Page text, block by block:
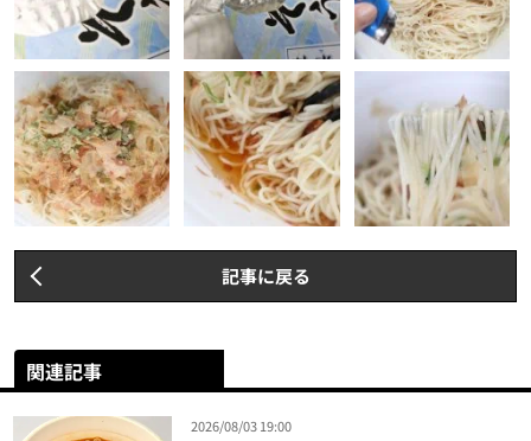
記事に戻る
関連記事
2026/08/03 19:00